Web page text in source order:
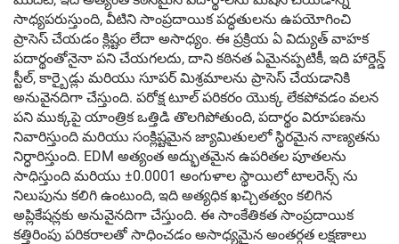
సాధ్యపరుస్తుంది, వీటిని సాంప్రదాయిక పద్ధతులను ఉపయోగించి
ప్రాసెస్ చేయడం క్లిష్టం లేదా అసాధ్యం. ఈ ప్రక్రియ ఏ విద్యుత్ వాహక
పదార్థంతోనైనా పని చేయగలదు, దాని కఠినత ఏమైనప్పటికీ, ఇది హార్డెన్డ్
స్టీల్, కార్బైడ్లు మరియు సూపర్ మిశ్రమాలను ప్రాసెస్ చేయడానికి
అనువైనదిగా చేస్తుంది. పరోక్ష టూల్ పరికరం యొక్క లేకపోవడం వలన
పని ముక్కపై యాంత్రిక ఒత్తిడి తొలగిపోతుంది, పదార్థం విరూపణను
నివారిస్తుంది మరియు సంక్లిష్టమైన జ్యామితులలో స్థిరమైన నాణ్యతను
నిర్ధారిస్తుంది. EDM అత్యంత అద్భుతమైన ఉపరితల పూతలను
సాధిస్తుంది మరియు ±0.0001 అంగుళాల స్థాయిలో టాలరెన్స్ ను
నిలుపును కలిగి ఉంటుంది, ఇది అత్యధిక ఖచ్చితత్వం కలిగిన
అప్లికేషన్లకు అనువైనదిగా చేస్తుంది. ఈ సాంకేతికత సాంప్రదాయిక
కత్తిరింపు పరికరాలతో సాధించడం అసాధ్యమైన అంతర్గత లక్షణాలు